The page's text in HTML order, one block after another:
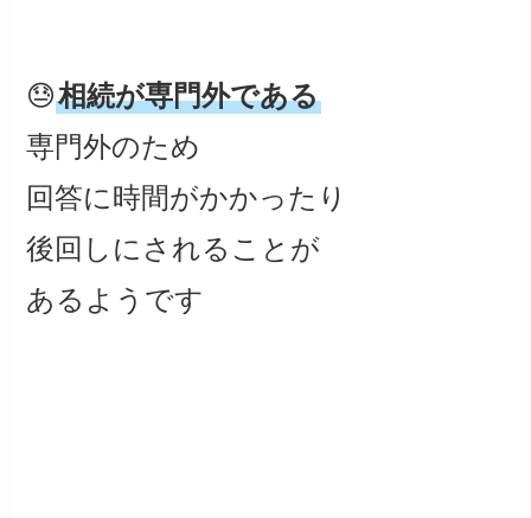
😓相続が専門外である
専門外のため
回答に時間がかかったり
後回しにされることが
あるようです